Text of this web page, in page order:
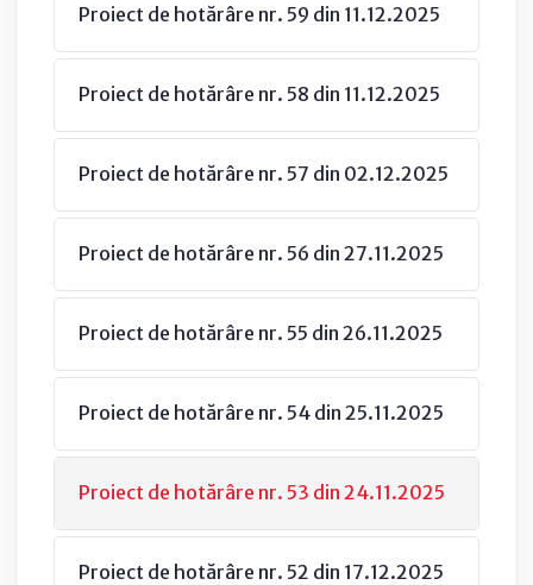
Proiect de hotărâre nr. 59 din 11.12.2025
Proiect de hotărâre nr. 58 din 11.12.2025
Proiect de hotărâre nr. 57 din 02.12.2025
Proiect de hotărâre nr. 56 din 27.11.2025
Proiect de hotărâre nr. 55 din 26.11.2025
Proiect de hotărâre nr. 54 din 25.11.2025
Proiect de hotărâre nr. 53 din 24.11.2025
Proiect de hotărâre nr. 52 din 17.12.2025